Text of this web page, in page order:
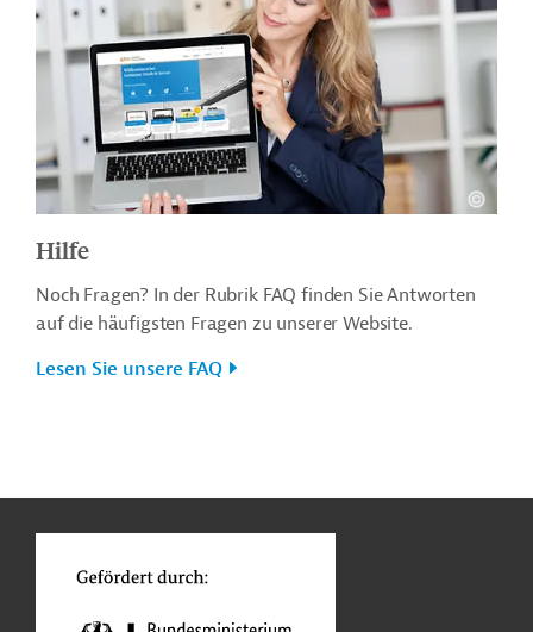
Hilfe
Noch Fragen? In der Rubrik FAQ finden Sie Antworten
auf die häufigsten Fragen zu unserer Website.
Lesen Sie unsere FAQ